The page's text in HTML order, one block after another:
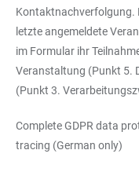
Kontaktnachverfolgung.
letzte angemeldete
im Formular ihr
Veranstaltung (Punkt 5.
(Punkt 3.
Complete GDPR data
tracing (German only)